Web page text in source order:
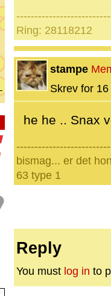
Ring: 28118212
stampe
Skrev for
he he .. Snax
bismag... er det
63 type 1
Reply
You must log in to